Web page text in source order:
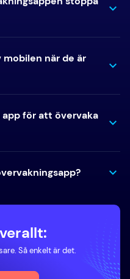
mobilen när de är
för att övervaka
Så enkelt är det.